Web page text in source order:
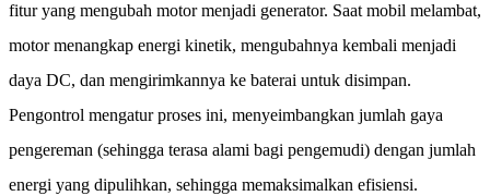
fitur yang mengubah motor menjadi generator. Saat mobil melambat,
motor menangkap energi kinetik, mengubahnya kembali menjadi
daya DC, dan mengirimkannya ke baterai untuk disimpan.
Pengontrol mengatur proses ini, menyeimbangkan jumlah gaya
pengereman (sehingga terasa alami bagi pengemudi) dengan jumlah
energi yang dipulihkan, sehingga memaksimalkan efisiensi.